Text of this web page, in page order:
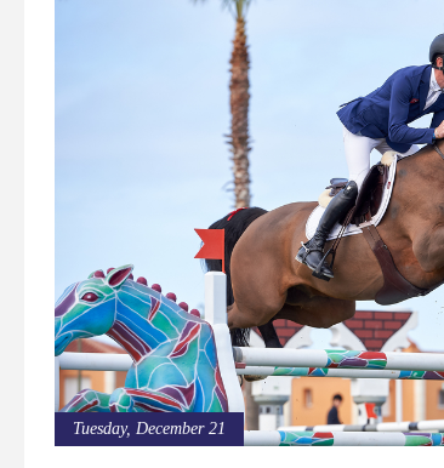
Tuesday, December 21